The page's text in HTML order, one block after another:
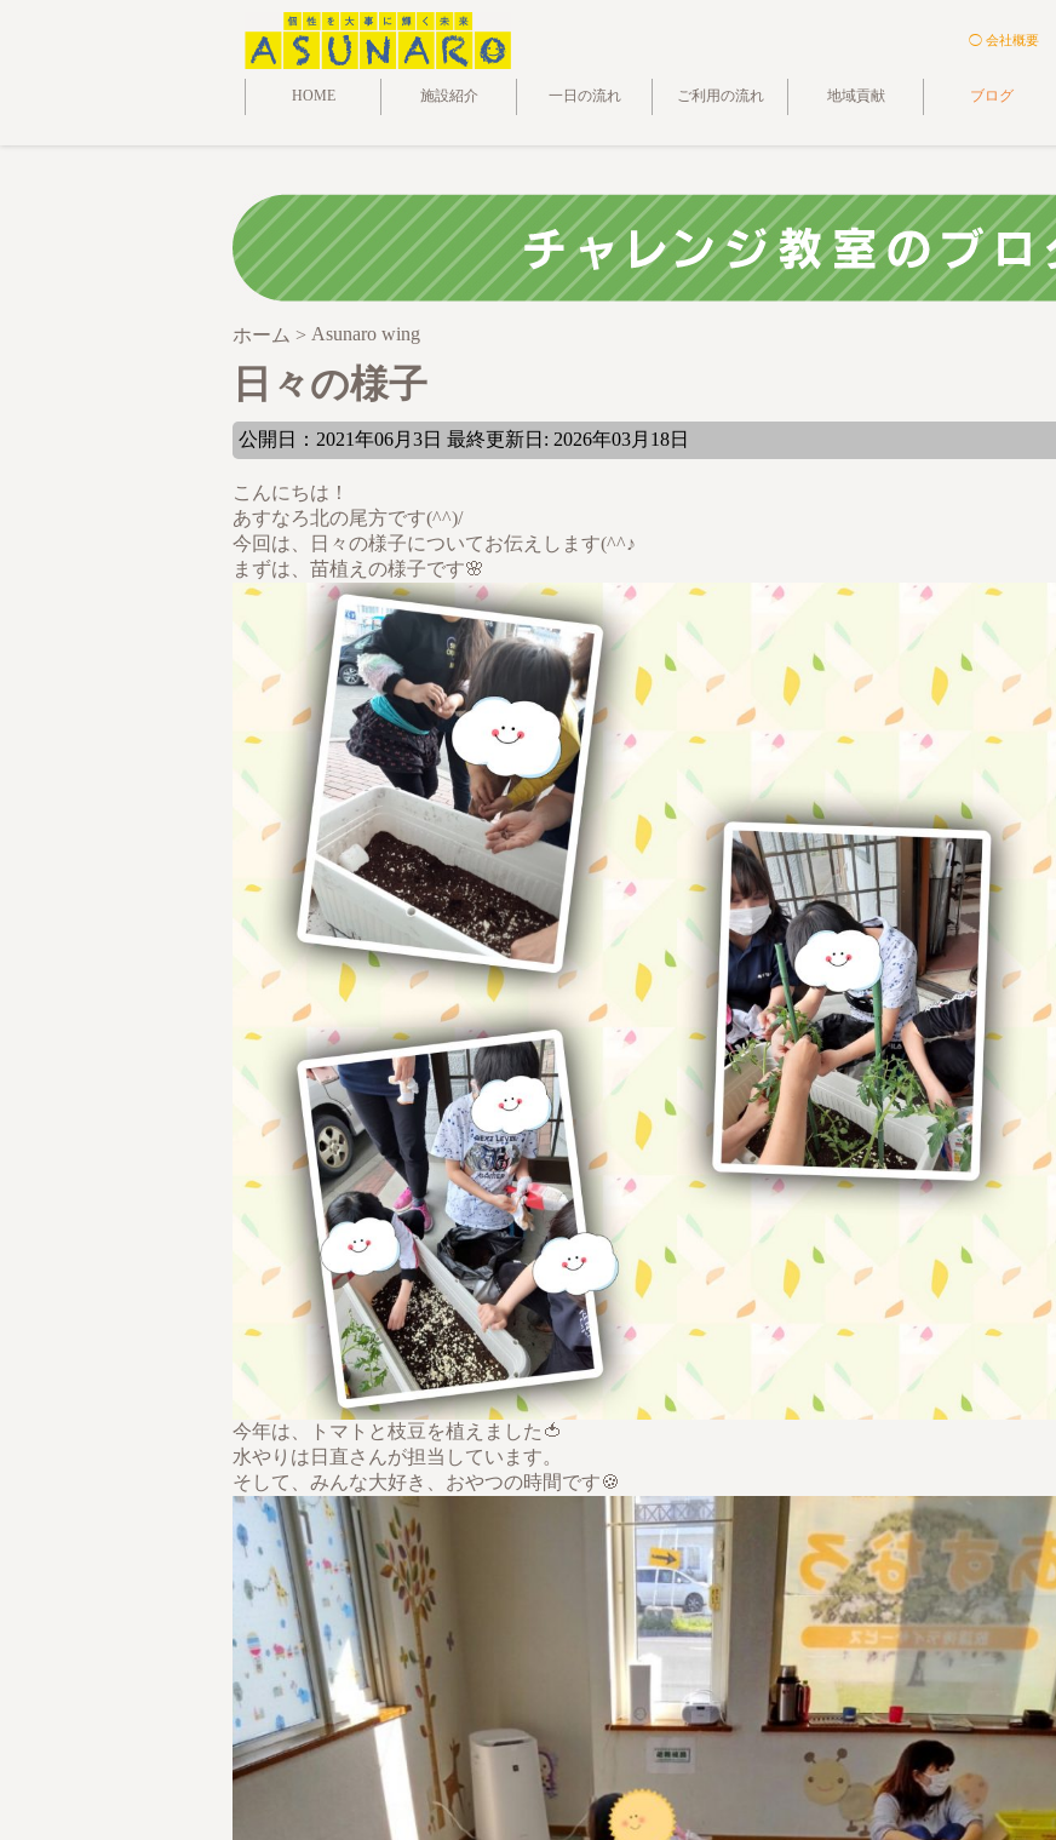
◯ 会社概要
HOME 施設紹介 一日の流れ ご利用の流れ 地域貢献 ブログ
ホーム > Asunaro wing
日々の様子
公開日：2021年06月3日 最終更新日: 2026年03月18日
こんにちは！
あすなろ北の尾方です(^^)/
今回は、日々の様子についてお伝えします(^^♪
まずは、苗植えの様子です🌸
今年は、トマトと枝豆を植えました🍅
水やりは日直さんが担当しています。
そして、みんな大好き、おやつの時間です🍪